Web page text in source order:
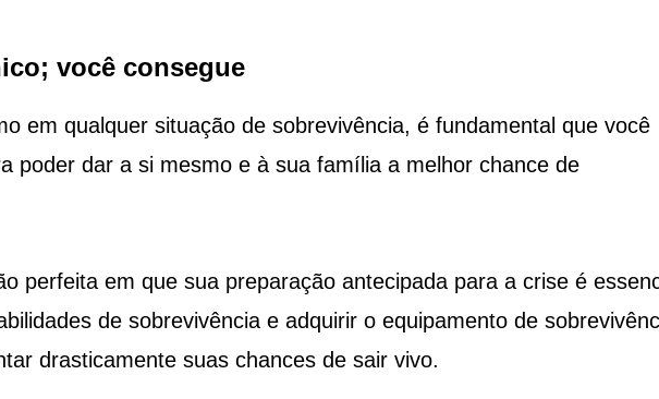
você consegue
em qualquer situação de sobrevivência, é fundamental que você
poder dar a si mesmo e à sua família a melhor chance de
perfeita em que sua preparação antecipada para a crise é
de sobrevivência e adquirir o equipamento de
drasticamente suas chances de sair vivo.